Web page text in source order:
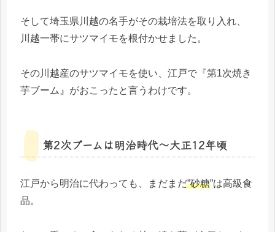
そして埼玉県川越の名手がその栽培法を取り入れ、
川越一帯にサツマイモを根付かせました。
その川越産のサツマイモを使い、江戸で『第1次焼き
芋ブーム』がおこったと言うわけです。
第2次ブームは明治時代～大正12年頃
江戸から明治に代わっても、まだまだ”砂糖”は高級食
品。